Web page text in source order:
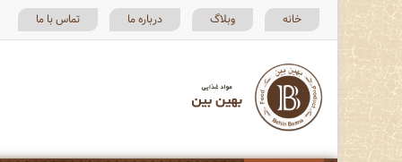
خانه وبلاگ درباره ما تماس با ما